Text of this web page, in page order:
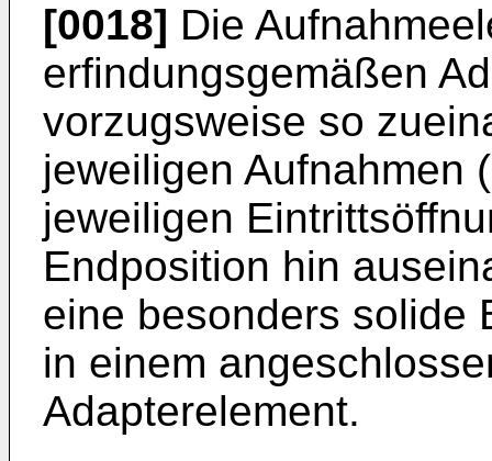
[0018] Die
erfindungsgemäßen
vorzugsweise so
jeweiligen Aufnahmen
jeweiligen
Endposition hin
eine besonders solide
in einem
Adapterelement.